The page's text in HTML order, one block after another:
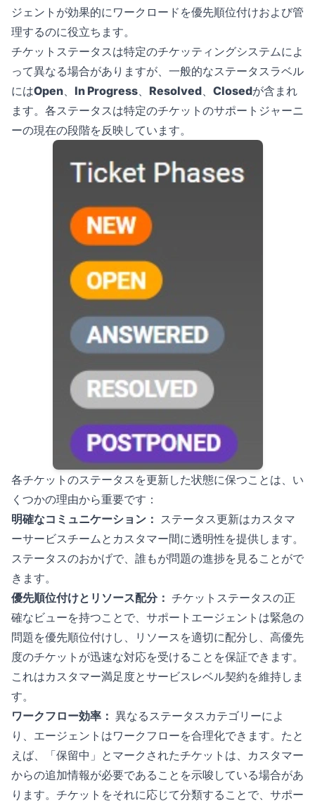
ジェントが効果的にワークロードを優先順位付けおよび管
理するのに役立ちます。
チケットステータスは特定のチケッティングシステムによ
って異なる場合がありますが、一般的なステータスラベル
にはOpen In Progress Resolved Closedが含まれ
ます。各ステータスは特定のチケットのサポートジャーニ
ーの現在の段階を反映しています。
各チケットのステータスを更新した状態に保つことは、い
くつかの理由から重要です：
明確なコミュニケーション： ステータス更新はカスタマ
ーサービスチームとカスタマー間に透明性を提供します。
ステータスのおかげで、誰もが問題の進捗を見ることがで
きます。
優先順位付けとリソース配分： チケットステータスの正
確なビューを持つことで、サポートエージェントは緊急の
問題を優先順位付けし、リソースを適切に配分し、高優先
度のチケットが迅速な対応を受けることを保証できます。
これはカスタマー満足度とサービスレベル契約を維持しま
す。
ワークフロー効率： 異なるステータスカテゴリーによ
り、エージェントはワークフローを合理化できます。たと
えば、「保留中」とマークされたチケットは、カスタマー
からの追加情報が必要であることを示唆している場合があ
ります。チケットをそれに応じて分類することで、サポー